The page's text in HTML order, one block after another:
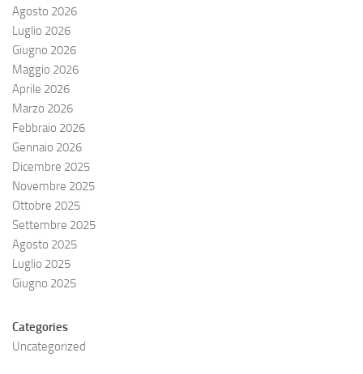
Agosto 2026
Luglio 2026
Giugno 2026
Maggio 2026
Aprile 2026
Marzo 2026
Febbraio 2026
Gennaio 2026
Dicembre 2025
Novembre 2025
Ottobre 2025
Settembre 2025
Agosto 2025
Luglio 2025
Giugno 2025
Categories
Uncategorized